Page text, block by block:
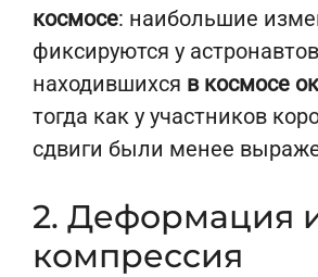
космосе: наибольшие
фиксируются у
находившихся в космосе
тогда как у участников
сдвиги были менее
2. Деформация
компрессия